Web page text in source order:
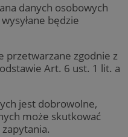
danych osobowych
będzie
przetwarzane zgodnie z
Art. 6 ust. 1 lit. a
jest dobrowolne,
może skutkować